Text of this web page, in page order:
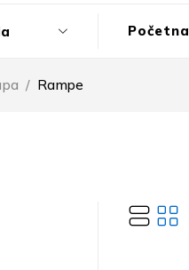
Početna
/ Rampe